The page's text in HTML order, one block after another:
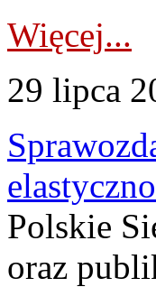
Więcej...
29 lipca
Polskie
oraz